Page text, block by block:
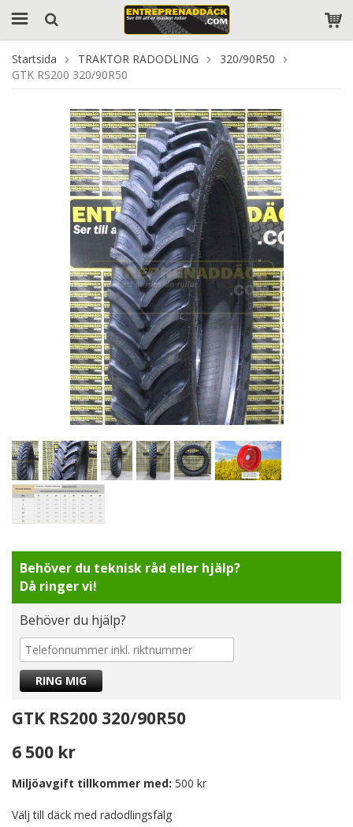
Startsida TRAKTOR RADODLING
320/90R50
GTK RS200 320/90R50
Behöver du teknisk råd eller hjälp?
Då ringer vi!
Behöver du hjälp?
GTK RS200 320/90R50
6 500 kr
Miljöavgift tillkommer med: 500 kr
Välj till däck med radodlingsfälg